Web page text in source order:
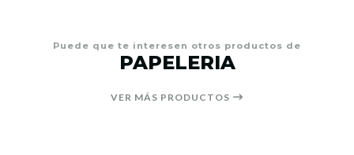
Puede que te interesen otros productos de
PAPELERIA
VER MÁS PRODUCTOS